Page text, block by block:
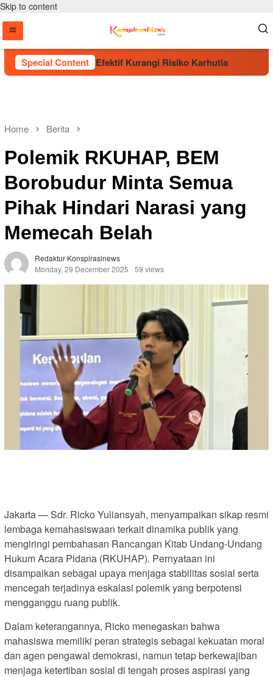
Skip to content
Special Content
Pohon Dinilai Efektif Kurangi Risiko Karhutla
Home Berita
Polemik RKUHAP, BEM
Borobudur Minta Semua
Pihak Hindari Narasi yang
Memecah Belah
Redaktur Konspirasinews
Monday, 29 December 2025
59 views
Jakarta — Sdr. Ricko Yuliansyah, menyampaikan sikap resmi
lembaga kemahasiswaan terkait dinamika publik yang
mengiringi pembahasan Rancangan Kitab Undang-Undang
Hukum Acara Pidana (RKUHAP). Pernyataan ini
disampaikan sebagai upaya menjaga stabilitas sosial serta
mencegah terjadinya eskalasi polemik yang berpotensi
mengganggu ruang publik.
Dalam keterangannya, Ricko menegaskan bahwa
mahasiswa memiliki peran strategis sebagai kekuatan moral
dan agen pengawal demokrasi, namun tetap berkewajiban
menjaga ketertiban sosial di tengah proses aspirasi yang